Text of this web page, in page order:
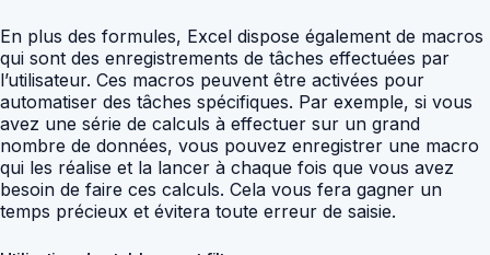
En plus des formules, Excel dispose également de macros
qui sont des enregistrements de tâches effectuées par
l’utilisateur. Ces macros peuvent être activées pour
automatiser des tâches spécifiques. Par exemple, si vous
avez une série de calculs à effectuer sur un grand
nombre de données, vous pouvez enregistrer une macro
qui les réalise et la lancer à chaque fois que vous avez
besoin de faire ces calculs. Cela vous fera gagner un
temps précieux et évitera toute erreur de saisie.